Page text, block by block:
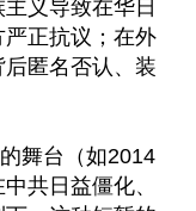
义导致在华日
正抗议；在外
匿名否认、装
舞台（如2014
共日益僵化、